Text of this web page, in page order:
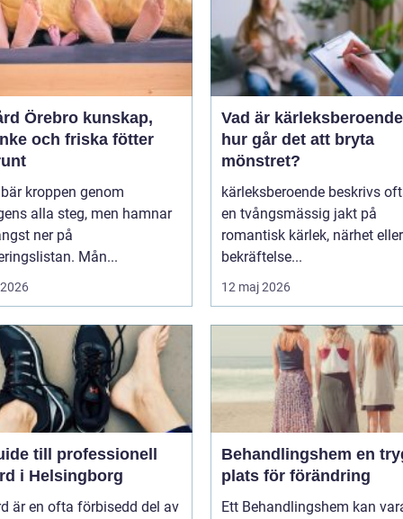
kunskap,
och friska fötter
kroppen genom
alla steg, men hamnar
ner på
Mån...
Vad är kärleksberoende
hur går det att bryta
mönstret?
kärleksberoende beskrivs
en tvångsmässig jakt på
romantisk kärlek, närhet eller
bekräftelse...
12 maj 2026
till professionell
i Helsingborg
är en ofta förbisedd del av
Behandlingshem en trygg
plats för förändring
Ett Behandlingshem kan